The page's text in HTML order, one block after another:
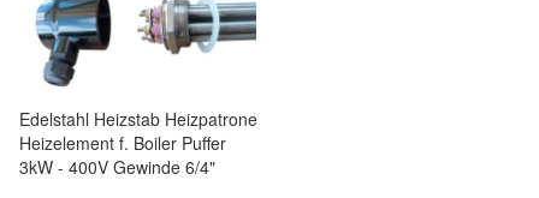
Edelstahl Heizstab Heizpatrone
Heizelement f. Boiler Puffer
3kW - 400V Gewinde 6/4"